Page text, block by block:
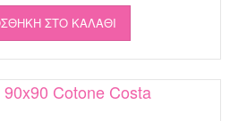
ΣΤΟ ΚΑΛΆΘΙ